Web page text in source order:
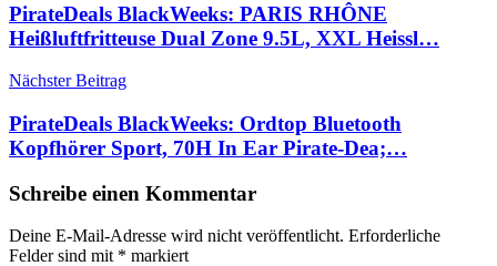
PirateDeals BlackWeeks: PARIS RHÔNE
Heißluftfritteuse Dual Zone 9.5L, XXL Heissl…
Nächster Beitrag
PirateDeals BlackWeeks: Ordtop Bluetooth
Kopfhörer Sport, 70H In Ear Pirate-Dea;…
Schreibe einen Kommentar
Deine E-Mail-Adresse wird nicht veröffentlicht. Erforderliche
Felder sind mit * markiert